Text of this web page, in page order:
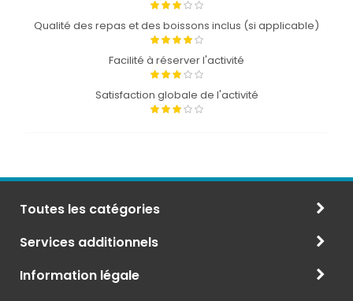
Qualité des repas et des boissons inclus (si applicable)
Facilité à réserver l'activité
Satisfaction globale de l'activité
Toutes les catégories
Services additionnels
Information légale